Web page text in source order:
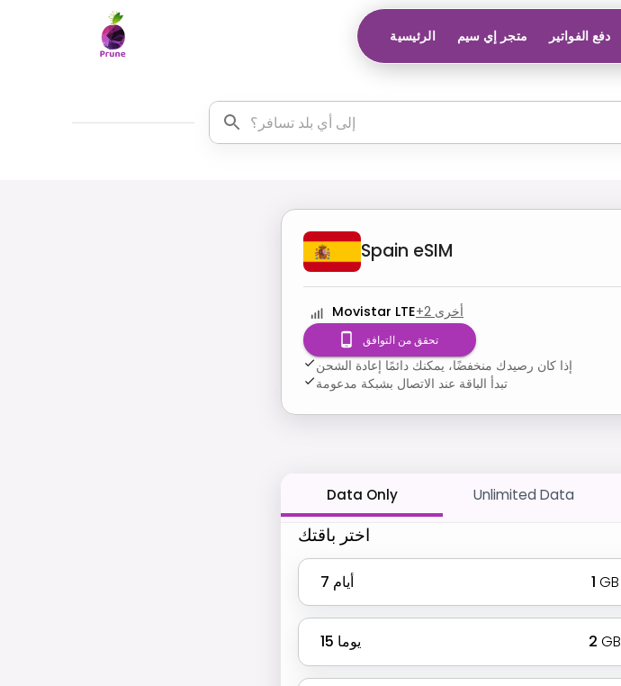
الرئيسية متجر إي سيم دفع الفواتير
Spain eSIM
Movistar LTE+2 أخرى
تحقق من التوافق
إذا كان رصيدك منخفضًا، يمكنك دائمًا إعادة الشحن
تبدأ الباقة عند الاتصال بشبكة مدعومة
Data Only Unlimited Data
اختر باقتك
7 أيام 1 GB
15 يوما 2 GB